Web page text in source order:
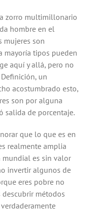
zorro multimillonario
hombre en el
mujeres son
mayoría tipos pueden
aquí y allá, pero no
un
acostumbrado esto,
son por alguna
salida de porcentaje.
que lo que es en
realmente amplia
mundial es sin valor
invertir algunos de
eres pobre no
métodos